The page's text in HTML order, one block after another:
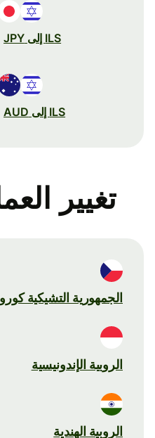
ILS إلى JPY
ILS إلى AUD
تغيير
الجمهورية التشيكية كورونا
الروبية الإندونيسية
الروبية الهندية